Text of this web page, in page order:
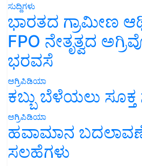
ಸುದ್ದಿಗಳು
ಭಾರತದ ಗ್ರಾಮೀಣ
FPO ನೇತೃತ್ವದ
ಭರವಸೆ
ಅಗ್ರಿಪಿಡಿಯಾ
ಕಬ್ಬು ಬೆಳೆಯಲು
ಅಗ್ರಿಪಿಡಿಯಾ
ಹವಾಮಾನ
ಸಲಹೆಗಳು